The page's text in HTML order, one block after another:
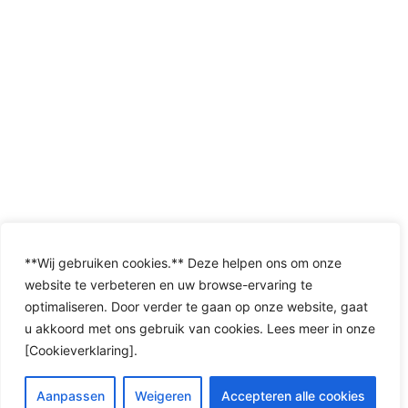
**Wij gebruiken cookies.** Deze helpen ons om onze
website te verbeteren en uw browse-ervaring te
optimaliseren. Door verder te gaan op onze website, gaat
u akkoord met ons gebruik van cookies. Lees meer in onze
[Cookieverklaring].
Aanpassen Weigeren Accepteren alle cookies